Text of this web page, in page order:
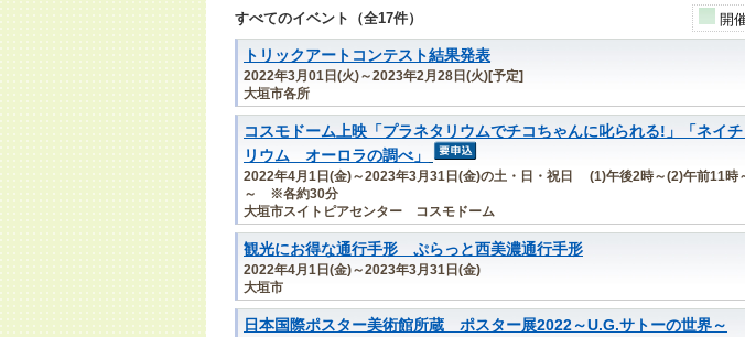
すべてのイベント（全17件） 開
トリックアートコンテスト結果発表
2022年3月01日(火)～2023年2月28日(火)[予定]
大垣市各所
コスモドーム上映「プラネタリウムでチコちゃんに叱られる!」「ネイ
リウム オーロラの調べ」
2022年4月1日(金)～2023年3月31日(金)の土・日・祝日 (1)午後2時～(2)午前11時
～ ※各約30分
大垣市スイトピアセンター コスモドーム
観光にお得な通行手形 ぷらっと西美濃通行手形
2022年4月1日(金)～2023年3月31日(金)
大垣市
日本国際ポスター美術館所蔵 ポスター展2022～U.G.サトーの世界～